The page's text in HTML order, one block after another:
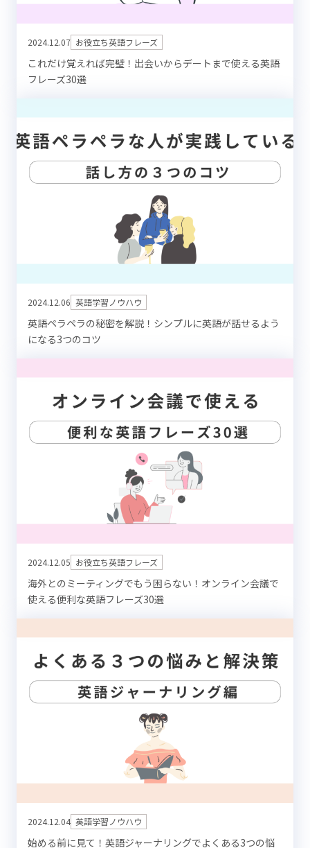
2024.12.07 お役立ち英語フレーズ
これだけ覚えれば完璧！出会いからデートまで使える英語
フレーズ30選
2024.12.06 英語学習ノウハウ
英語ペラペラの秘密を解説！シンプルに英語が話せるよう
になる3つのコツ
2024.12.05 お役立ち英語フレーズ
海外とのミーティングでもう困らない！オンライン会議で
使える便利な英語フレーズ30選
2024.12.04 英語学習ノウハウ
始める前に見て！英語ジャーナリングでよくある3つの悩